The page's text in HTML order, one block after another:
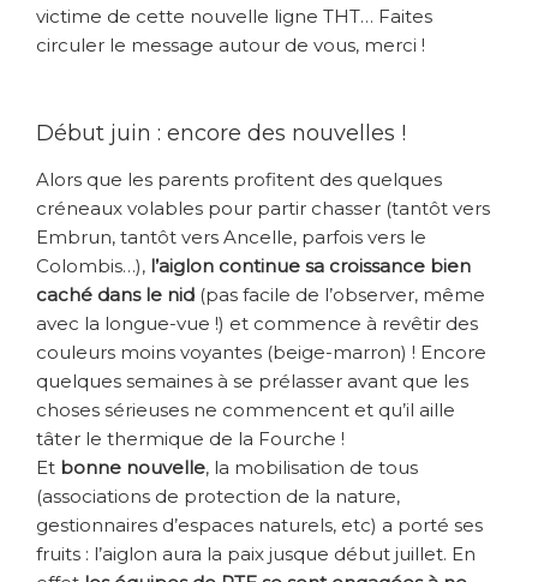
victime de cette nouvelle ligne THT… Faites
circuler le message autour de vous, merci !
Début juin : encore des nouvelles !
Alors que les parents profitent des quelques
créneaux volables pour partir chasser (tantôt vers
Embrun, tantôt vers Ancelle, parfois vers le
Colombis…), l’aiglon continue sa croissance bien
caché dans le nid (pas facile de l’observer, même
avec la longue-vue !) et commence à revêtir des
couleurs moins voyantes (beige-marron) ! Encore
quelques semaines à se prélasser avant que les
choses sérieuses ne commencent et qu’il aille
tâter le thermique de la Fourche !
Et bonne nouvelle, la mobilisation de tous
(associations de protection de la nature,
gestionnaires d’espaces naturels, etc) a porté ses
fruits : l’aiglon aura la paix jusque début juillet. En